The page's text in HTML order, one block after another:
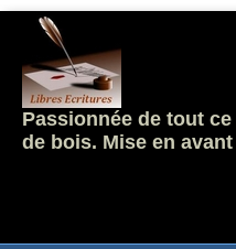
Passionnée de tout
de bois. Mise en